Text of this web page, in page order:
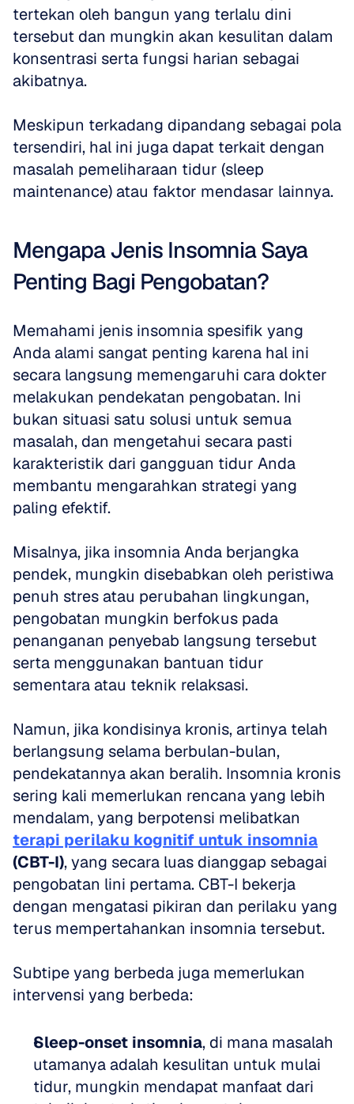
tertekan oleh bangun yang terlalu dini
tersebut dan mungkin akan kesulitan dalam
konsentrasi serta fungsi harian sebagai
akibatnya.
Meskipun terkadang dipandang sebagai pola
tersendiri, hal ini juga dapat terkait dengan
masalah pemeliharaan tidur (sleep
maintenance) atau faktor mendasar lainnya.
Mengapa Jenis Insomnia Saya
Penting Bagi Pengobatan?
Memahami jenis insomnia spesifik yang
Anda alami sangat penting karena hal ini
secara langsung memengaruhi cara dokter
melakukan pendekatan pengobatan. Ini
bukan situasi satu solusi untuk semua
masalah, dan mengetahui secara pasti
karakteristik dari gangguan tidur Anda
membantu mengarahkan strategi yang
paling efektif.
Misalnya, jika insomnia Anda berjangka
pendek, mungkin disebabkan oleh peristiwa
penuh stres atau perubahan lingkungan,
pengobatan mungkin berfokus pada
penanganan penyebab langsung tersebut
serta menggunakan bantuan tidur
sementara atau teknik relaksasi.
Namun, jika kondisinya kronis, artinya telah
berlangsung selama berbulan-bulan,
pendekatannya akan beralih. Insomnia kronis
sering kali memerlukan rencana yang lebih
terapi perilaku kognitif untuk insomnia
(CBT-I), yang secara luas dianggap sebagai
pengobatan lini pertama. CBT-I bekerja
dengan mengatasi pikiran dan perilaku yang
terus mempertahankan insomnia tersebut.
Subtipe yang berbeda juga memerlukan
intervensi yang berbeda:
Sleep-onset insomnia, di mana masalah
utamanya adalah kesulitan untuk mulai
tidur, mungkin mendapat manfaat dari